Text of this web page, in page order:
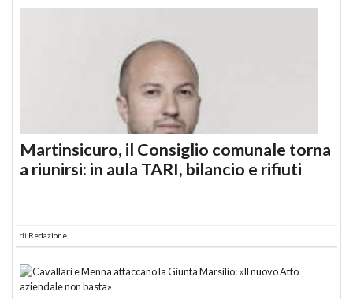
Martinsicuro, il Consiglio comunale torna
a riunirsi: in aula TARI, bilancio e rifiuti
di Redazione